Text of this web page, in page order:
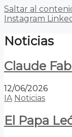
Saltar al
Instagram
Noticias
Claude
12/06/2026
IA Noticias
El Papa